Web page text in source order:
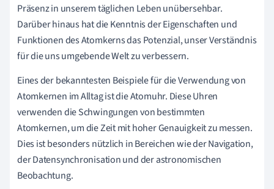
Präsenz in unserem täglichen Leben unübersehbar.
Darüber hinaus hat die Kenntnis der Eigenschaften und
Funktionen des Atomkerns das Potenzial, unser Verständnis
für die uns umgebende Welt zu verbessern.
Eines der bekanntesten Beispiele für die Verwendung von
Atomkernen im Alltag ist die Atomuhr. Diese Uhren
verwenden die Schwingungen von bestimmten
Atomkernen, um die Zeit mit hoher Genauigkeit zu messen.
Dies ist besonders nützlich in Bereichen wie der Navigation,
der Datensynchronisation und der astronomischen
Beobachtung.